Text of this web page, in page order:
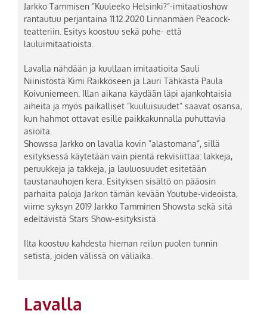
Jarkko Tammisen ”Kuuleeko Helsinki?”-imitaatioshow
rantautuu perjantaina 11.12.2020 Linnanmäen Peacock-
teatteriin. Esitys koostuu sekä puhe- että
lauluimitaatioista.
Lavalla nähdään ja kuullaan imitaatioita Sauli
Niinistöstä Kimi Räikköseen ja Lauri Tähkästä Paula
Koivuniemeen. Illan aikana käydään läpi ajankohtaisia
aiheita ja myös paikalliset ”kuuluisuudet” saavat osansa,
kun hahmot ottavat esille paikkakunnalla puhuttavia
asioita.
Showssa Jarkko on lavalla kovin ”alastomana”, sillä
esityksessä käytetään vain pientä rekvisiittaa: lakkeja,
peruukkeja ja takkeja, ja lauluosuudet esitetään
taustanauhojen kera. Esityksen sisältö on pääosin
parhaita paloja Jarkon tämän kevään Youtube-videoista,
viime syksyn 2019 Jarkko Tamminen Showsta sekä sitä
edeltävistä Stars Show-esityksistä.
Ilta koostuu kahdesta hieman reilun puolen tunnin
setistä, joiden välissä on väliaika.
Lavalla